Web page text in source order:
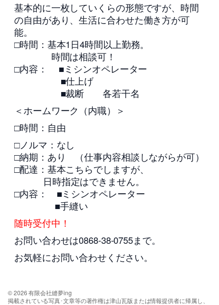
基本的に一枚していくらの形態ですが、時間
の自由があり、生活に合わせた働き方が可
能。
□時間：基本1日4時間以上勤務。
時間は相談可！
□内容： ■ミシンオペレーター
■仕上げ
■裁断 各若干名
＜ホームワーク（内職）＞
□時間：自由
□ノルマ：なし
□納期：あり （仕事内容相談しながらが可）
□配達：基本こちらでしますが、
日時指定はできません。
□内容： ■ミシンオペレーター
■手縫い
随時受付中！
お問い合わせは0868-38-0755まで。
お気軽にお問い合わせください。
© 2026 有限会社縫夢ing
掲載されている写真･文章等の著作権は津山瓦版または情報提供者に帰属し、